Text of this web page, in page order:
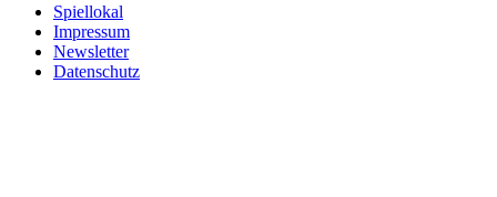
Spiellokal
Impressum
Newsletter
Datenschutz